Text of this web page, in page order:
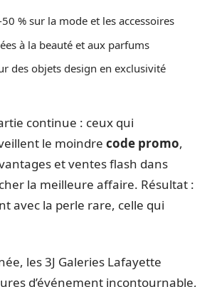
50 % sur la mode et les accessoires
à la beauté et aux parfums
des objets design en exclusivité
continue : ceux qui
le moindre code promo,
et ventes flash dans
la meilleure affaire. Résultat :
avec la perle rare, celle qui
les 3J Galeries Lafayette
d’événement incontournable,